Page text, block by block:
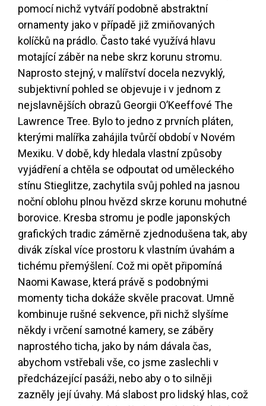
pomocí nichž vytváří podobně abstraktní
ornamenty jako v případě již zmiňovaných
kolíčků na prádlo. Často také využívá hlavu
motající záběr na nebe skrz korunu stromu.
Naprosto stejný, v malířství docela nezvyklý,
subjektivní pohled se objevuje i v jednom z
nejslavnějších obrazů Georgii O’Keeffové The
Lawrence Tree. Bylo to jedno z prvních pláten,
kterými malířka zahájila tvůrčí období v Novém
Mexiku. V době, kdy hledala vlastní způsoby
vyjádření a chtěla se odpoutat od uměleckého
stínu Stieglitze, zachytila svůj pohled na jasnou
noční oblohu plnou hvězd skrze korunu mohutné
borovice. Kresba stromu je podle japonských
grafických tradic záměrně zjednodušena tak, aby
divák získal více prostoru k vlastním úvahám a
tichému přemýšlení. Což mi opět připomíná
Naomi Kawase, která právě s podobnými
momenty ticha dokáže skvěle pracovat. Umně
kombinuje rušné sekvence, při nichž slyšíme
někdy i vrčení samotné kamery, se záběry
naprostého ticha, jako by nám dávala čas,
abychom vstřebali vše, co jsme zaslechli v
předcházející pasáži, nebo aby o to silněji
zazněly její úvahy. Má slabost pro lidský hlas, což